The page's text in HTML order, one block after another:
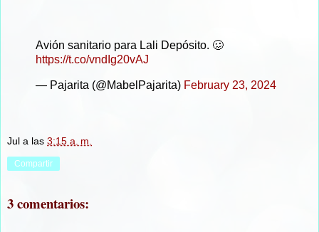
Avión sanitario para Lali Depósito. 🥴
https://t.co/vndIg20vAJ
— Pajarita (@MabelPajarita) February 23, 2024
Jul a las 3:15 a. m.
Compartir
3 comentarios: